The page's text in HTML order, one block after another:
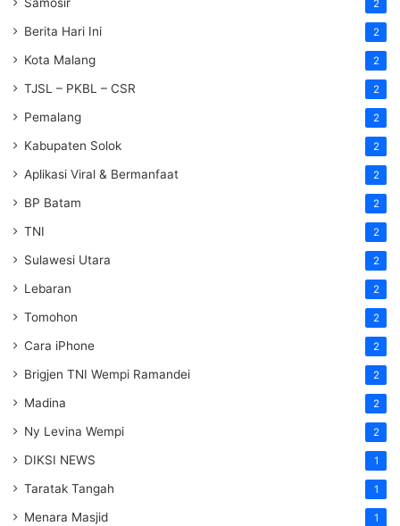
2
Berita Hari Ini 2
Kota Malang 2
TJSL – PKBL – CSR 2
Pemalang 2
Kabupaten Solok 2
Aplikasi Viral & Bermanfaat 2
BP Batam 2
TNI 2
Sulawesi Utara 2
Lebaran 2
Tomohon 2
Cara iPhone 2
Brigjen TNI Wempi Ramandei 2
Madina 2
Ny Levina Wempi 2
DIKSI NEWS 1
Taratak Tangah 1
Menara Masjid 1